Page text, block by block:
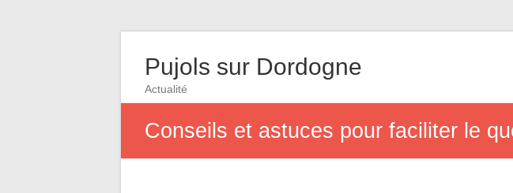
Pujols sur Dordogne
Actualité
Conseils et astuces pour faciliter le